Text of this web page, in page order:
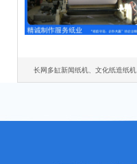
长网多缸新闻纸机、文化纸造纸机